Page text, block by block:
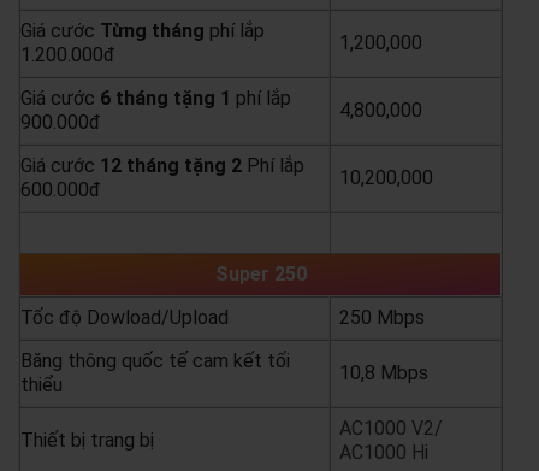
Giá cước Từng tháng phí lắp
1.200.000đ
1,200,000
Giá cước 6 tháng tặng 1 phí lắp
900.000đ
4,800,000
Giá cước 12 tháng tặng 2 Phí lắp
600.000đ
10,200,000
Super 250
Tốc độ Dowload/Upload
250 Mbps
Băng thông quốc tế cam kết tối
thiểu
10,8 Mbps
Thiết bị trang bị
AC1000 V2/
AC1000 Hi